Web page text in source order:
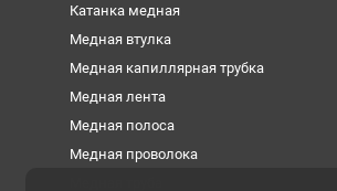
Катанка медная
Медная втулка
Медная капиллярная трубка
Медная лента
Медная полоса
Медная проволока